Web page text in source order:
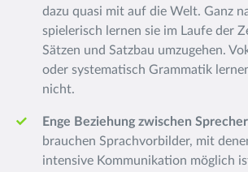
dazu quasi mit auf die Welt. Ganz
spielerisch lernen sie im Laufe der
Sätzen und Satzbau umzugehen.
oder systematisch Grammatik
nicht.
Enge Beziehung zwischen
brauchen Sprachvorbilder, mit
intensive Kommunikation möglich